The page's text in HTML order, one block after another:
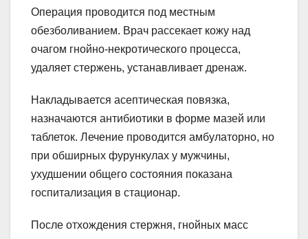
Операция проводится под местным
обезболиванием. Врач рассекает кожу над
очагом гнойно-некротического процесса,
удаляет стержень, устанавливает дренаж.
Накладывается асептическая повязка,
назначаются антибиотики в форме мазей или
таблеток. Лечение проводится амбулаторно, но
при обширных фурункулах у мужчины,
ухудшении общего состояния показана
госпитализация в стационар.
После отхождения стержня, гнойных масс